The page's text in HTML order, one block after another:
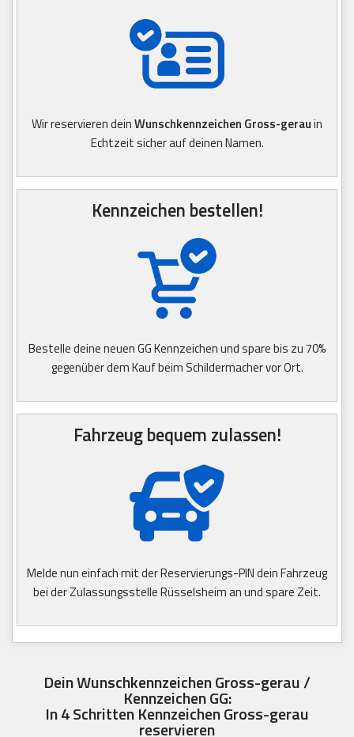
Wir reservieren deinWunschkennzeichen Gross-gerauin
Echtzeit sicher auf deinen Namen.
Kennzeichen bestellen!
Bestelle deine neuen GG Kennzeichen und spare bis zu 70%
gegenüber dem Kauf beim Schildermacher vor Ort.
Fahrzeug bequem zulassen!
Melde nun einfach mit der Reservierungs-PIN dein Fahrzeug
bei der Zulassungsstelle Rüsselsheim an und spare Zeit.
Dein Wunschkennzeichen Gross-gerau /
Kennzeichen GG:
In 4 Schritten Kennzeichen Gross-gerau
reservieren